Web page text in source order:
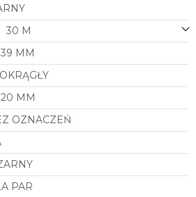
30 M
39 MM
OKRĄGŁY
20 MM
OZNACZEŃ
PAR